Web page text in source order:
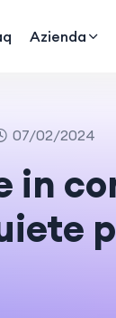
Azienda
07/02/2024
in